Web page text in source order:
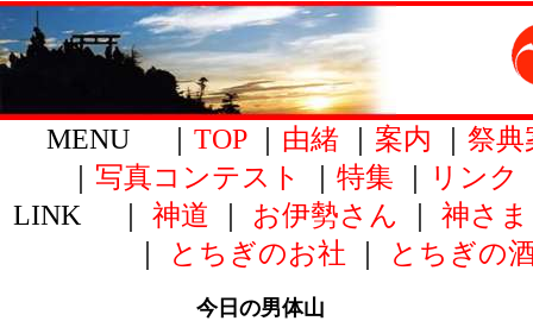
MENU ｜ TOP｜ 由緒 案内
祭典
写真コンテスト 特集 リンク
LINK ｜ 神道 お伊勢さん 神さま
とちぎのお社 とちぎの
今日の男体山